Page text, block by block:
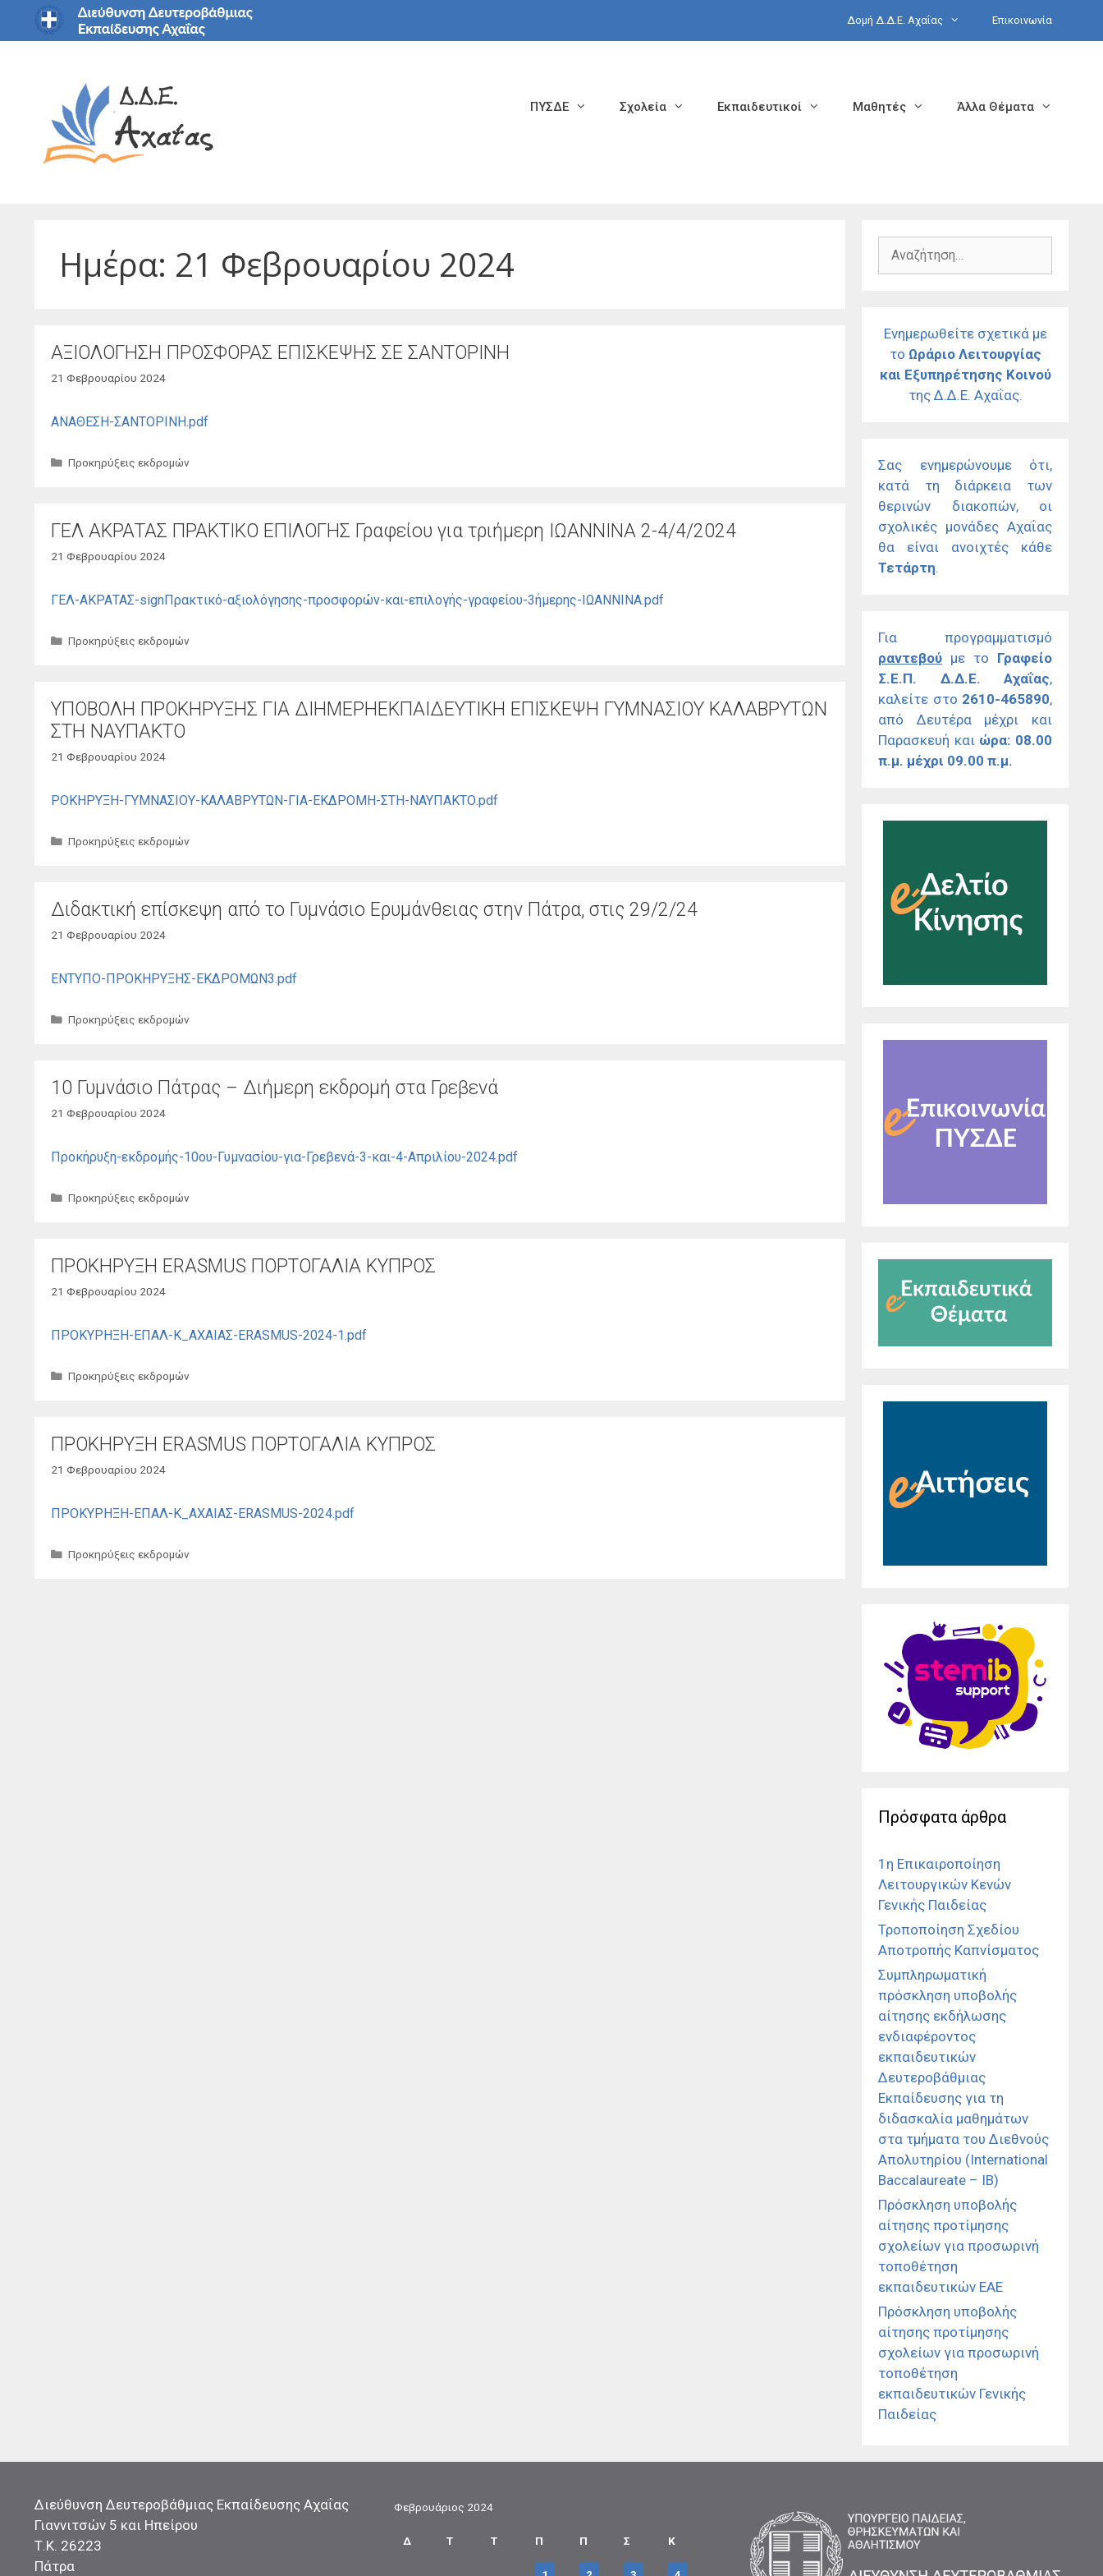
Μετάβαση
Δομή Δ.Δ.Ε. Αχαΐας Επικοινωνία
ΠΥΣΔΕ Σχολεία Εκπαιδευτικοί Μαθητές Άλλα Θέματα
Ημέρα: 21 Φεβρουαρίου 2024
ΑΞΙΟΛΟΓΗΣΗ ΠΡΟΣΦΟΡΑΣ ΕΠΙΣΚΕΨΗΣ ΣΕ ΣΑΝΤΟΡΙΝΗ
21 Φεβρουαρίου 2024
ΑΝΑΘΕΣΗ-ΣΑΝΤΟΡΙΝΗ.pdf
Κατηγορίες
Προκηρύξεις εκδρομών
ΓΕΛ ΑΚΡΑΤΑΣ ΠΡΑΚΤΙΚΟ ΕΠΙΛΟΓΗΣ Γραφείου για τριήμερη ΙΩΑΝΝΙΝΑ 2-4/4/2024
21 Φεβρουαρίου 2024
ΓΕΛ-ΑΚΡΑΤΑΣ-signΠρακτικό-αξιολόγησης-προσφορών-και-επιλογής-γραφείου-3ήμερης-ΙΩΑΝΝΙΝΑ.pdf
Κατηγορίες
Προκηρύξεις εκδρομών
ΥΠΟΒΟΛΗ ΠΡΟΚΗΡΥΞΗΣ ΓΙΑ ΔΙΗΜΕΡΗΕΚΠΑΙΔΕΥΤΙΚΗ ΕΠΙΣΚΕΨΗ ΓΥΜΝΑΣΙΟΥ ΚΑΛΑΒΡΥΤΩΝ
ΣΤΗ ΝΑΥΠΑΚΤΟ
21 Φεβρουαρίου 2024
ΡΟΚΗΡΥΞΗ-ΓΥΜΝΑΣΙΟΥ-ΚΑΛΑΒΡΥΤΩΝ-ΓΙΑ-ΕΚΔΡΟΜΗ-ΣΤΗ-ΝΑΥΠΑΚΤΟ.pdf
Κατηγορίες
Προκηρύξεις εκδρομών
Διδακτική επίσκεψη από το Γυμνάσιο Ερυμάνθειας στην Πάτρα, στις 29/2/24
21 Φεβρουαρίου 2024
ΕΝΤΥΠΟ-ΠΡΟΚΗΡΥΞΗΣ-ΕΚΔΡΟΜΩΝ3.pdf
Κατηγορίες
Προκηρύξεις εκδρομών
10 Γυμνάσιο Πάτρας – Διήμερη εκδρομή στα Γρεβενά
21 Φεβρουαρίου 2024
Προκήρυξη-εκδρομής-10ου-Γυμνασίου-για-Γρεβενά-3-και-4-Απριλίου-2024.pdf
Κατηγορίες
Προκηρύξεις εκδρομών
ΠΡΟΚΗΡΥΞΗ ERASMUS ΠΟΡΤΟΓΑΛΙΑ ΚΥΠΡΟΣ
21 Φεβρουαρίου 2024
ΠΡΟΚΥΡΗΞΗ-ΕΠΑΛ-Κ_ΑΧΑΙΑΣ-ERASMUS-2024-1.pdf
Κατηγορίες
Προκηρύξεις εκδρομών
ΠΡΟΚΗΡΥΞΗ ERASMUS ΠΟΡΤΟΓΑΛΙΑ ΚΥΠΡΟΣ
21 Φεβρουαρίου 2024
ΠΡΟΚΥΡΗΞΗ-ΕΠΑΛ-Κ_ΑΧΑΙΑΣ-ERASMUS-2024.pdf
Κατηγορίες
Προκηρύξεις εκδρομών
Αναζήτηση
Ενημερωθείτε σχετικά με
το Ωράριο Λειτουργίας
και Εξυπηρέτησης Κοινού
της Δ.Δ.Ε. Αχαΐας.
Σας ενημερώνουμε ότι,
κατά τη διάρκεια των
θερινών διακοπών, οι
σχολικές μονάδες Αχαΐας
θα είναι ανοιχτές κάθε
Τετάρτη.
Για προγραμματισμό
ραντεβού με το Γραφείο
Σ.Ε.Π. Δ.Δ.Ε. Αχαΐας,
καλείτε στο 2610-465890,
από Δευτέρα μέχρι και
Παρασκευή και ώρα: 08.00
π.μ. μέχρι 09.00 π.μ.
Πρόσφατα άρθρα
1η Επικαιροποίηση
Λειτουργικών Κενών
Γενικής Παιδείας
Τροποποίηση Σχεδίου
Αποτροπής Καπνίσματος
Συμπληρωματική
πρόσκληση υποβολής
αίτησης εκδήλωσης
ενδιαφέροντος
εκπαιδευτικών
Δευτεροβάθμιας
Εκπαίδευσης για τη
διδασκαλία μαθημάτων
στα τμήματα του Διεθνούς
Απολυτηρίου (International
Baccalaureate – IB)
Πρόσκληση υποβολής
αίτησης προτίμησης
σχολείων για προσωρινή
τοποθέτηση
εκπαιδευτικών ΕΑΕ
Πρόσκληση υποβολής
αίτησης προτίμησης
σχολείων για προσωρινή
τοποθέτηση
εκπαιδευτικών Γενικής
Παιδείας
Διεύθυνση Δευτεροβάθμιας Εκπαίδευσης Αχαΐας
Γιαννιτσών 5 και Ηπείρου
Τ.Κ. 26223
Πάτρα
Φεβρουάριος 2024
Δ Τ Τ Π Π Σ Κ